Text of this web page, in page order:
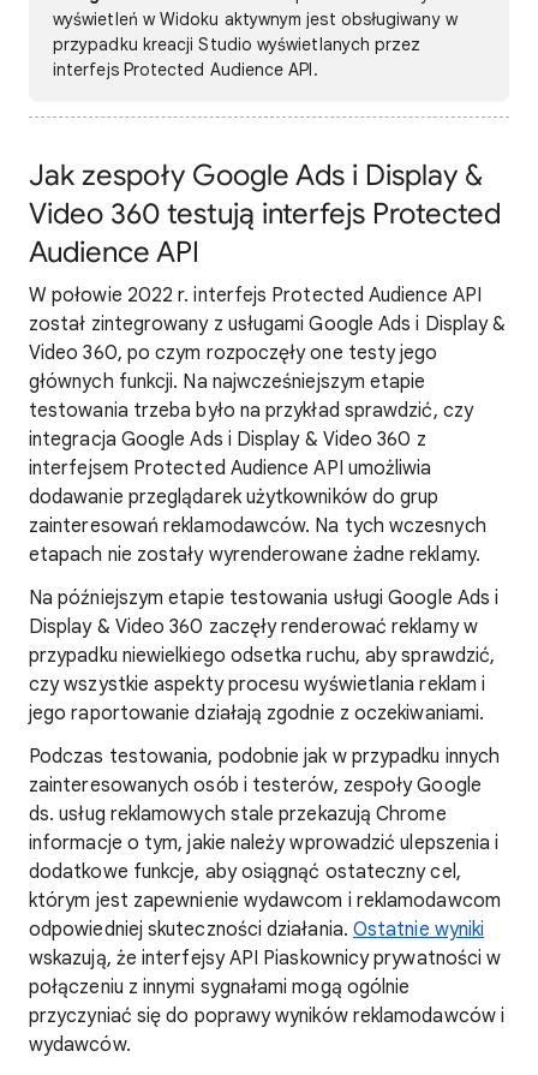
wyświetleń w Widoku aktywnym jest obsługiwany w
przypadku kreacji Studio wyświetlanych przez
interfejs Protected Audience API.
Jak zespoły Google Ads i Display &
Video 360 testują interfejs Protected
Audience API
W połowie 2022 r. interfejs Protected Audience API
został zintegrowany z usługami Google Ads i Display &
Video 360, po czym rozpoczęły one testy jego
głównych funkcji. Na najwcześniejszym etapie
testowania trzeba było na przykład sprawdzić, czy
integracja Google Ads i Display & Video 360 z
interfejsem Protected Audience API umożliwia
dodawanie przeglądarek użytkowników do grup
zainteresowań reklamodawców. Na tych wczesnych
etapach nie zostały wyrenderowane żadne reklamy.
Na późniejszym etapie testowania usługi Google Ads i
Display & Video 360 zaczęły renderować reklamy w
przypadku niewielkiego odsetka ruchu, aby sprawdzić,
czy wszystkie aspekty procesu wyświetlania reklam i
jego raportowanie działają zgodnie z oczekiwaniami.
Podczas testowania, podobnie jak w przypadku innych
zainteresowanych osób i testerów, zespoły Google
ds. usług reklamowych stale przekazują Chrome
informacje o tym, jakie należy wprowadzić ulepszenia i
dodatkowe funkcje, aby osiągnąć ostateczny cel,
którym jest zapewnienie wydawcom i reklamodawcom
odpowiedniej skuteczności działania. Ostatnie wyniki
wskazują, że interfejsy API Piaskownicy prywatności w
połączeniu z innymi sygnałami mogą ogólnie
przyczyniać się do poprawy wyników reklamodawców i
wydawców.